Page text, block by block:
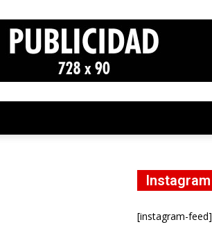
Instagram
[instagram-feed]